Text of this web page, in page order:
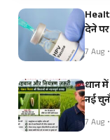
देने
7 Aug
धान
नई
7 Aug